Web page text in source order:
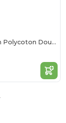
Veste à Capuche Unisexe en Polycoton Douillet